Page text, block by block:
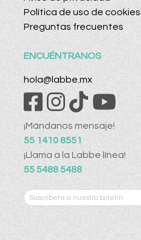
Política de uso de cookies
Preguntas frecuentes
ENCUÉNTRANOS
hola@labbe.mx
¡Mándanos mensaje!
55 1410 8551
¡Llama a la Labbe línea!
55 5488 5488